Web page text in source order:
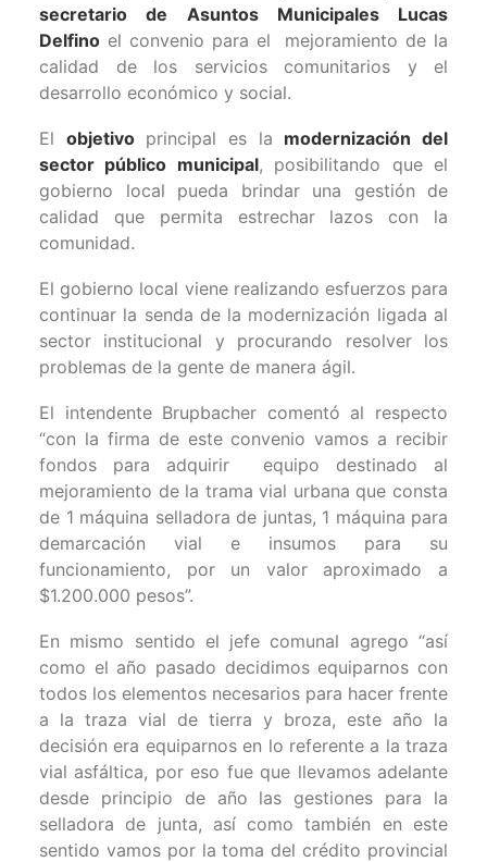
secretario de Asuntos Municipales Lucas
Delfino el convenio para el mejoramiento de la
calidad de los servicios comunitarios y el
desarrollo económico y social.
El objetivoprincipal es la modernización del
sector público municipal, posibilitando que el
gobierno local pueda brindar una gestión de
calidad que permita estrechar lazos con la
comunidad.
El gobierno local viene realizando esfuerzos para
continuar la senda de la modernización ligada al
sector institucional y procurando resolver los
problemas de la gente de manera ágil.
El intendente Brupbacher comentó al respecto
“con la firma de este convenio vamos a recibir
fondos para adquirir equipo destinado al
mejoramiento de la trama vial urbana que consta
de 1 máquina selladora de juntas, 1 máquina para
demarcación vial e insumos para su
funcionamiento, por un valor aproximado a
$1.200.000 pesos”.
En mismo sentido el jefe comunal agrego “así
como el año pasado decidimos equiparnos con
todos los elementos necesarios para hacer frente
a la traza vial de tierra y broza, este año la
decisión era equiparnos en lo referente a la traza
vial asfáltica, por eso fue que llevamos adelante
desde principio de año las gestiones para la
selladora de junta, así como también en este
sentido vamos por la toma del crédito provincial